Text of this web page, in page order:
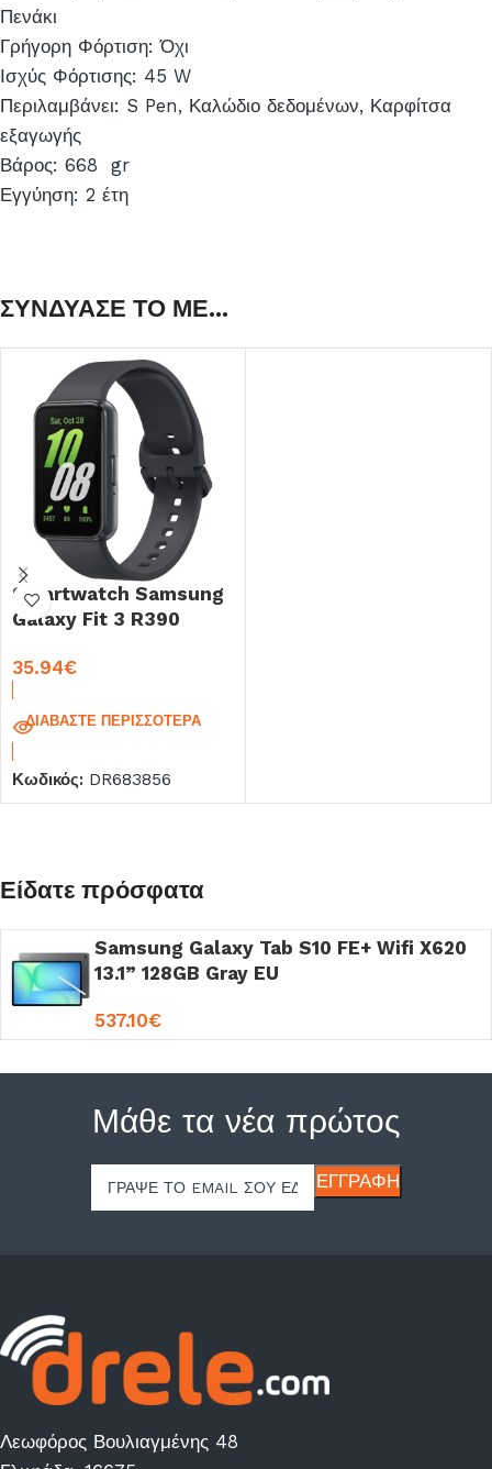
Πενάκι
Γρήγορη Φόρτιση: Όχι
Ισχύς Φόρτισης: 45 W
Περιλαμβάνει: S Pen, Καλώδιο δεδομένων, Καρφίτσα
εξαγωγής
Βάρος: 668 gr
Εγγύηση: 2 έτη
ΣΥΝΔΥΑΣΕ ΤΟ ΜΕ...
Smartwatch Samsung
Galaxy Fit 3 R390
35.94€
ΔΙΑΒΆΣΤΕ ΠΕΡΙΣΣΌΤΕΡΑ
Κωδικός: DR683856
Είδατε πρόσφατα
Samsung Galaxy Tab S10 FE+ Wifi X620
13.1” 128GB Gray EU
537.10€
Μάθε τα νέα πρώτος
Λεωφόρος Βουλιαγμένης 48